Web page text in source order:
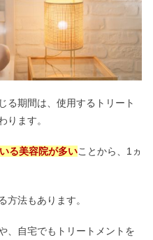
る期間は、使用するトリート
ります。
る美容院が多いことから、1ヵ
方法もあります。
、自宅でもトリートメントを